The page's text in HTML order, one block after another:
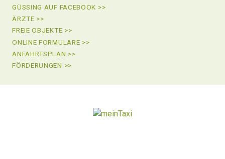
GÜSSING AUF FACEBOOK >>
ÄRZTE >>
FREIE OBJEKTE >>
ONLINE FORMULARE >>
ANFAHRTSPLAN >>
FÖRDERUNGEN >>